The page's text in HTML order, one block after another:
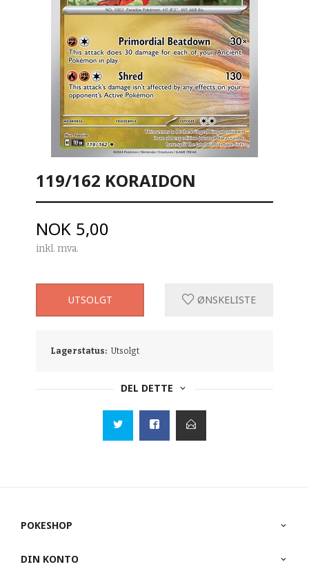
119/162 KORAIDON
Pris
NOK 5,00
inkl. mva.
UTSOLGT ØNSKELISTE
Lagerstatus: Utsolgt
DEL DETTE
POKESHOP
DIN KONTO